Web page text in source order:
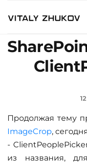
Продолжая тему
ImageCrop,
-
из названия,